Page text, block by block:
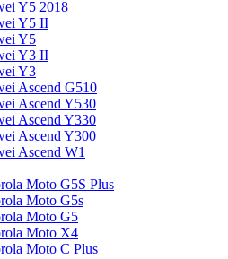
Y5 2018
Y5 II
Y5
Y3 II
Y3
Ascend G510
Ascend Y530
Ascend Y330
Ascend Y300
Ascend W1
Moto G5S Plus
Moto G5s
Moto G5
Moto X4
Moto C Plus